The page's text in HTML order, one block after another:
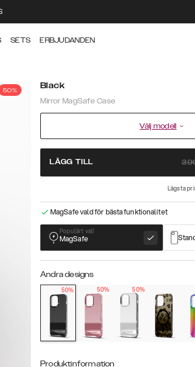
SETS ERBJUDANDEN
50% Black
Mirror MagSafe Case
Välj modell
LÄGG TILL
Lägsta
MagSafe vald för bästa funktionalitet
Populärt val!
MagSafe
Andra designs
50%
50% 50%
Produktinformation